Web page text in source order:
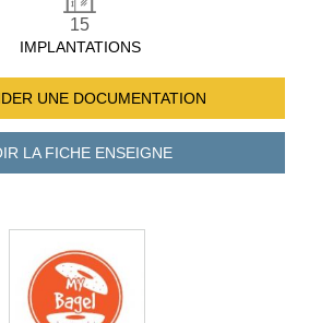
15
IMPLANTATIONS
UNE DOCUMENTATION
LA FICHEENSEIGNE